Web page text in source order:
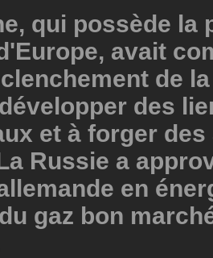
qui possède la
avait
de
des
et à forger
Russie a
en
gaz bon